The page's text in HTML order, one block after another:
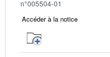
n°005504-01
Accéder à la notice